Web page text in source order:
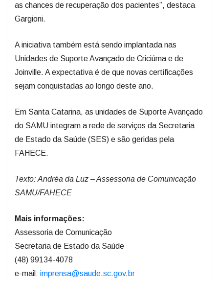
as chances de recuperação dos pacientes”, destaca
Gargioni.
A iniciativa também está sendo implantada nas
Unidades de Suporte Avançado de Criciúma e de
Joinville. A expectativa é de que novas certificações
sejam conquistadas ao longo deste ano.
Em Santa Catarina, as unidades de Suporte Avançado
do SAMU integram a rede de serviços da Secretaria
de Estado da Saúde (SES) e são geridas pela
FAHECE.
Texto: Andréa da Luz – Assessoria de Comunicação
SAMU/FAHECE
Mais informações:
Assessoria de Comunicação
Secretaria de Estado da Saúde
(48) 99134-4078
e-mail: imprensa@saude.sc.gov.br